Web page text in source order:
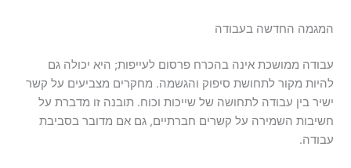
המגמה החדשה בעבודה
עבודה ממושכת אינה בהכרח פרסום לעייפות; היא יכולה גם
להיות מקור לתחושת סיפוק והגשמה. מחקרים מצביעים על קשר
ישיר בין עבודה לתחושה של שייכות וכוח. תובנה זו מדברת על
חשיבות השמירה על קשרים חברתיים, גם אם מדובר בסביבת
עבודה.